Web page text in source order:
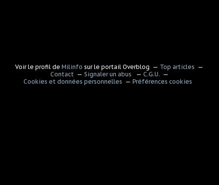
Voir le profil deMilinfo sur le portail Overblog
Top articles
Contact
Signaler un abus
C.G.U.
Cookies et données personnelles
Préférences cookies